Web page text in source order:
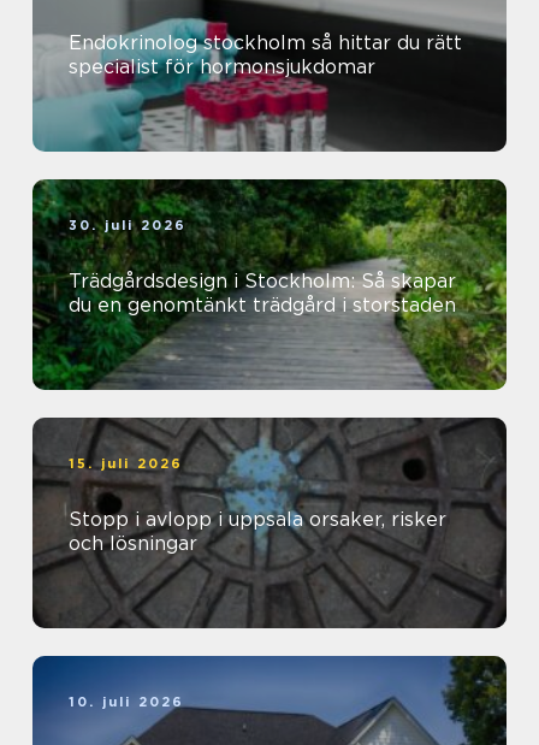
Endokrinolog stockholm så hittar du rätt
specialist för hormonsjukdomar
30. juli 2026
Trädgårdsdesign i Stockholm: Så skapar
du en genomtänkt trädgård i storstaden
15. juli 2026
Stopp i avlopp i uppsala orsaker, risker
och lösningar
10. juli 2026